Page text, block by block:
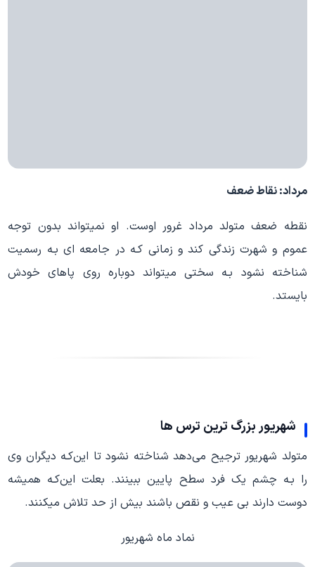
مرداد: نقاط ضعف
نقطه ضعف متولد مرداد غرور اوست. او نمیتواند بدون توجه
عموم و شهرت زندگی کند و زمانی کـه در جامعه اي بـه رسمیت
شناخته نشود بـه سختی میتواند دوباره روی پاهای خودش
بایستد.
شهریور بزرگ ترین ترس ها
متولد شهریور ترجیح می‌دهد شناخته نشود تا این‌کـه دیگران وی
را بـه چشم یک فرد سطح پایین ببینند. بعلت این‌کـه همیشه
دوست دارند بی عیب و نقص باشند بیش از حد تلاش میکنند.
نماد ماه شهریور